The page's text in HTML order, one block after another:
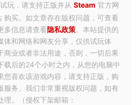
玩，请支持正版并从 Steam 官方网
购买。如文章存在版权问题，可查看
多信息请查看隐私政策。本站提供的
体和网络和网友分享，仅供试玩体
商业或者非法用途，否则，一切后果
载后的24个小时之内，从您的电脑中
您喜欢该游戏内容，请支持正版，购
服务。我们非常重视版权问题，如有
。（侵权下架邮箱：